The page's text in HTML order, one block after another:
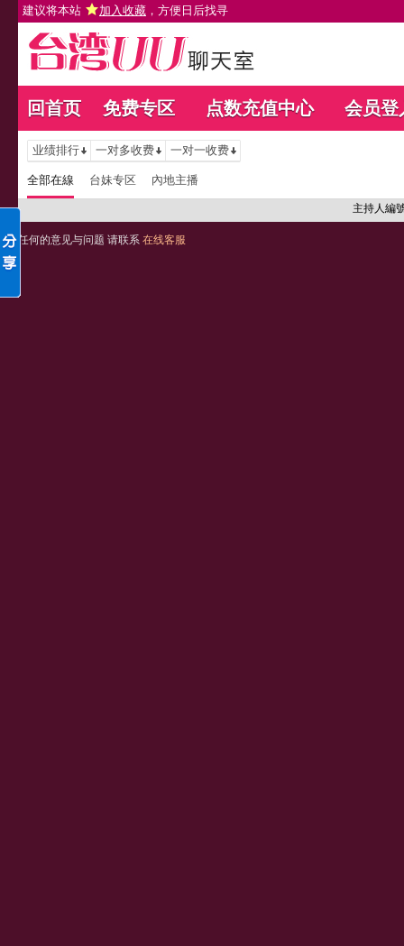
建议将本站 加入收藏 ，方便日后找寻
回首页 免费专区 点数充值中心 会员登
业绩排行 一对多收费 一对一收费
全部在線 台妹专区 內地主播
主持人編
任何的意见与问题 请联系 在线客服